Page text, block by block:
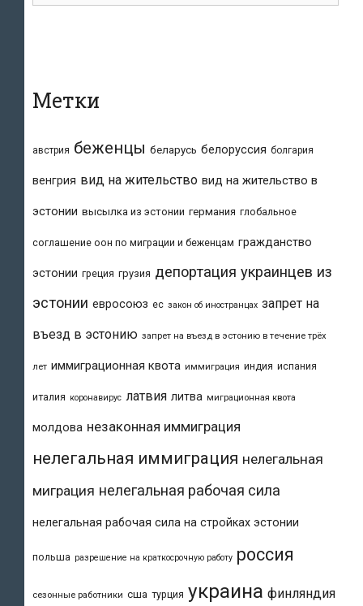
для:
Метки
австрия беженцы беларусь белоруссия болгария
венгрия вид на жительство вид на жительство в
эстонии высылка из эстонии германия глобальное
соглашение оон по миграции и беженцам гражданство
эстонии греция грузия депортация украинцев из
эстонии евросоюз ес закон об иностранцах запрет на
въезд в эстонию запрет на въезд в эстонию в течение трёх
лет иммиграционная квота иммиграция индия испания
италия коронавирус латвия литва миграционная квота
молдова незаконная иммиграция
нелегальная иммиграция нелегальная
миграция нелегальная рабочая сила
нелегальная рабочая сила на стройках эстонии
польша разрешение на краткосрочную работу россия
сезонные работники сша турция украина финляндия